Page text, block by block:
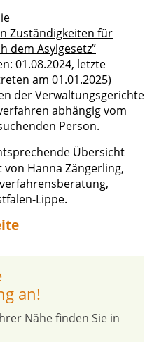
Zuständigkeiten für
dem Asylgesetz”
01.08.2024, letzte
am 01.01.2025)
der Verwaltungsgerichte
abhängig vom
Person.
Übersicht
Hanna Zängerling,
Lippe.
an!
Nähe finden Sie in